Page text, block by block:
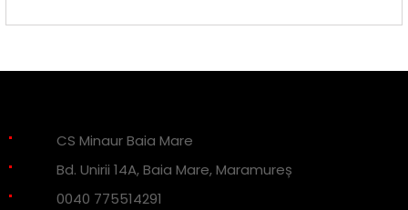
CS Minaur Baia Mare
Bd. Unirii 14A, Baia Mare, Maramureș
0040 775514291